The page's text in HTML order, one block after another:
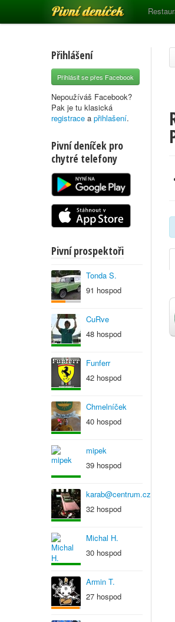
Pivní deníček
Přihlášení
Přihlásit se přes Facebook
Nepoužíváš Facebook?
Pak je tu klasická
registrace a přihlašení.
Pivní deníček pro
chytré telefony
Pivní prospektoři
Tonda S.
91 hospod
CuRve
48 hospod
Funferr
42 hospod
Chmelníček
40 hospod
mipek
39 hospod
karab@centrum.cz
32 hospod
Michal H.
30 hospod
Armin T.
27 hospod